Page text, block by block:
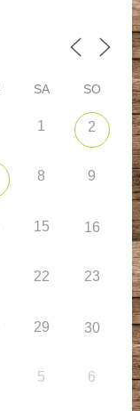
SA SO
1 2
8 9
15 16
22 23
29 30
5 6